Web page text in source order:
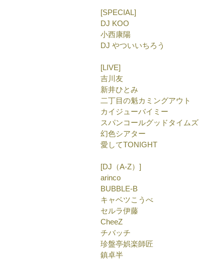
[SPECIAL]
DJ KOO
小西康陽
DJ やついいちろう
[LIVE]
吉川友
新井ひとみ
二丁目の魁カミングアウト
カイジューバイミー
スパンコールグッドタイムズ
幻色シアター
愛してTONIGHT
[DJ（A-Z）]
arinco
BUBBLE-B
キャベツこうべ
セルラ伊藤
CheeZ
チバッチ
珍盤亭娯楽師匠
鎮卓半